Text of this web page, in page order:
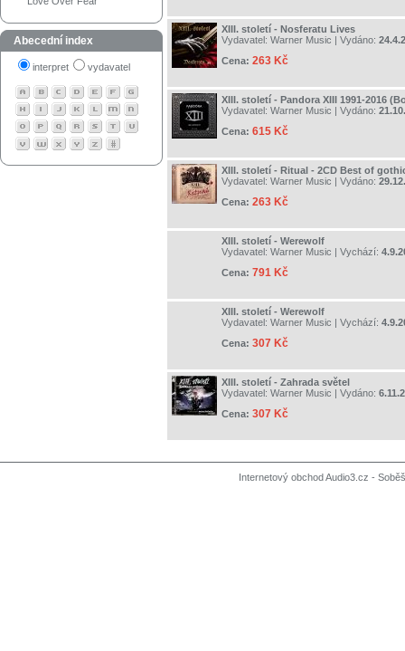
Abecední index
interpret vydavatel
XIII. století - Nosferatu Lives
Vydavatel: Warner Music | Vydáno:
Cena: 263 Kč
XIII. století - Pandora XIII 1991-2016
Vydavatel: Warner Music | Vydáno:
Cena: 615 Kč
XIII. století - Ritual - 2CD Best of
Vydavatel: Warner Music | Vydáno:
Cena: 263 Kč
XIII. století - Werewolf
Vydavatel: Warner Music | Vychází:
Cena: 791 Kč
XIII. století - Werewolf
Vydavatel: Warner Music | Vychází:
Cena: 307 Kč
XIII. století - Zahrada světel
Vydavatel: Warner Music | Vydáno:
Cena: 307 Kč
Internetový obchod Audio3.cz -